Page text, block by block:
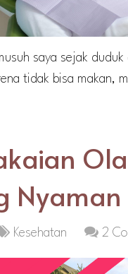
saya sejak
tidak bisa makan,
Nyaman
Kesehatan 2